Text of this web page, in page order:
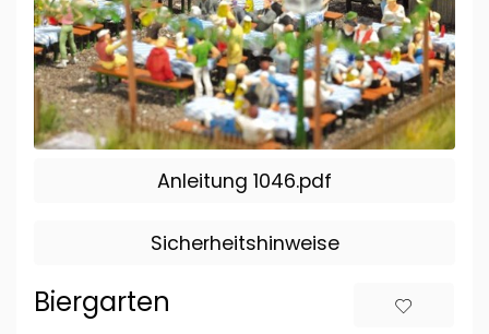
Anleitung 1046.pdf
Sicherheitshinweise
Biergarten